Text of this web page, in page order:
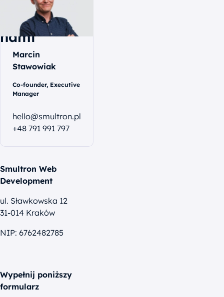
nami
Marcin
Stawowiak
Co-founder, Executive
Manager
hello@smultron.pl
+48 791 991 797
Smultron Web
Development
ul. Sławkowska 12
31-014 Kraków
NIP: 6762482785
Wypełnij poniższy
formularz